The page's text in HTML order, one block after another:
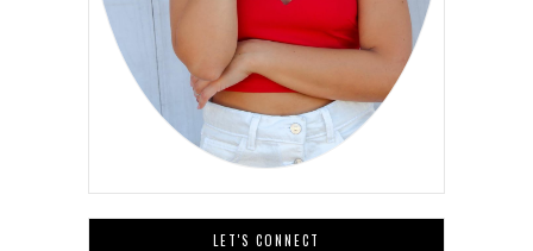
LET'S CONNECT